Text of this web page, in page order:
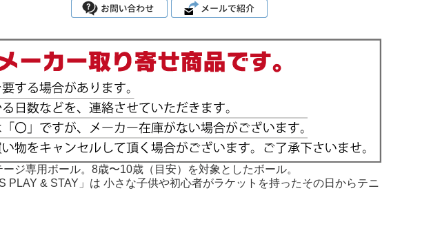
ジ専用ボール。8歳〜10歳（目安）を対象としたボール。
PLAY & STAY」は 小さな子供や初心者がラケットを持ったその日からテニ